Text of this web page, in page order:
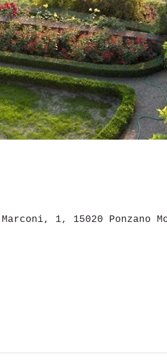
1, 15020 Ponzano